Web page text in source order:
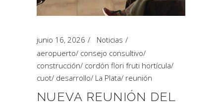
junio 16, 2026
Noticias
aeropuerto/ consejo consultivo/
construcción/ cordón flori fruti hortícula/
cuot/ desarrollo/ La Plata/ reunión
NUEVA REUNIÓN DEL